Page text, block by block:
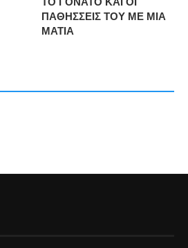
ΠΑΘΗΣΣΕΙΣ ΤΟΥ ΜΕ ΜΙΑ
ΜΑΤΙΑ